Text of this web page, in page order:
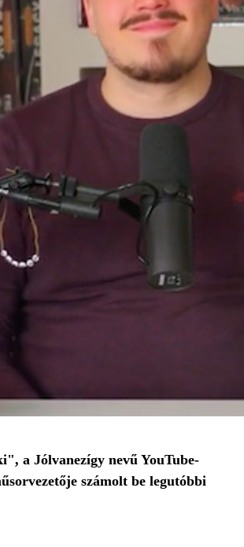
a Jólvanezígy nevű YouTube-
számolt be legutóbbi